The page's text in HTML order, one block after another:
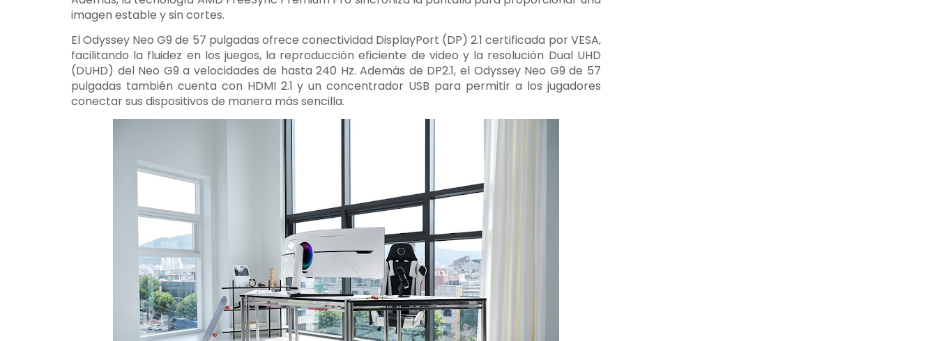
imagen estable y sin cortes.
El Odyssey Neo G9 de 57 pulgadas ofrece conectividad DisplayPort (DP) 2.1 certificada por VESA,
facilitando la fluidez en los juegos, la reproducción eficiente de video y la resolución Dual UHD
(DUHD) del Neo G9 a velocidades de hasta 240 Hz. Además de DP2.1, el Odyssey Neo G9 de 57
pulgadas también cuenta con HDMI 2.1 y un concentrador USB para permitir a los jugadores
conectar sus dispositivos de manera más sencilla.